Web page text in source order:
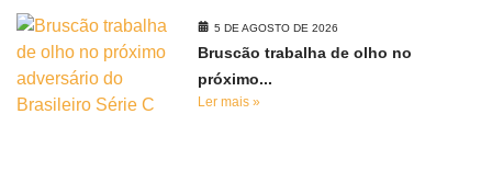
5 DE AGOSTO DE 2026
Bruscão trabalha de olho no
próximo...
Ler mais »